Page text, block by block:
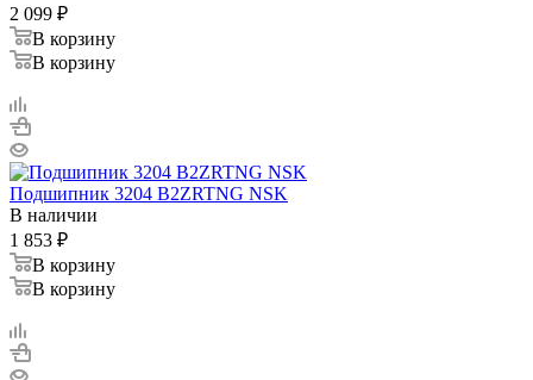
2 099 ₽
В корзину
В корзину
Подшипник 3204 B2ZRTNG NSK
В наличии
1 853 ₽
В корзину
В корзину